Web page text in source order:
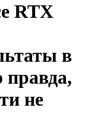
RTX
в
правда,
не